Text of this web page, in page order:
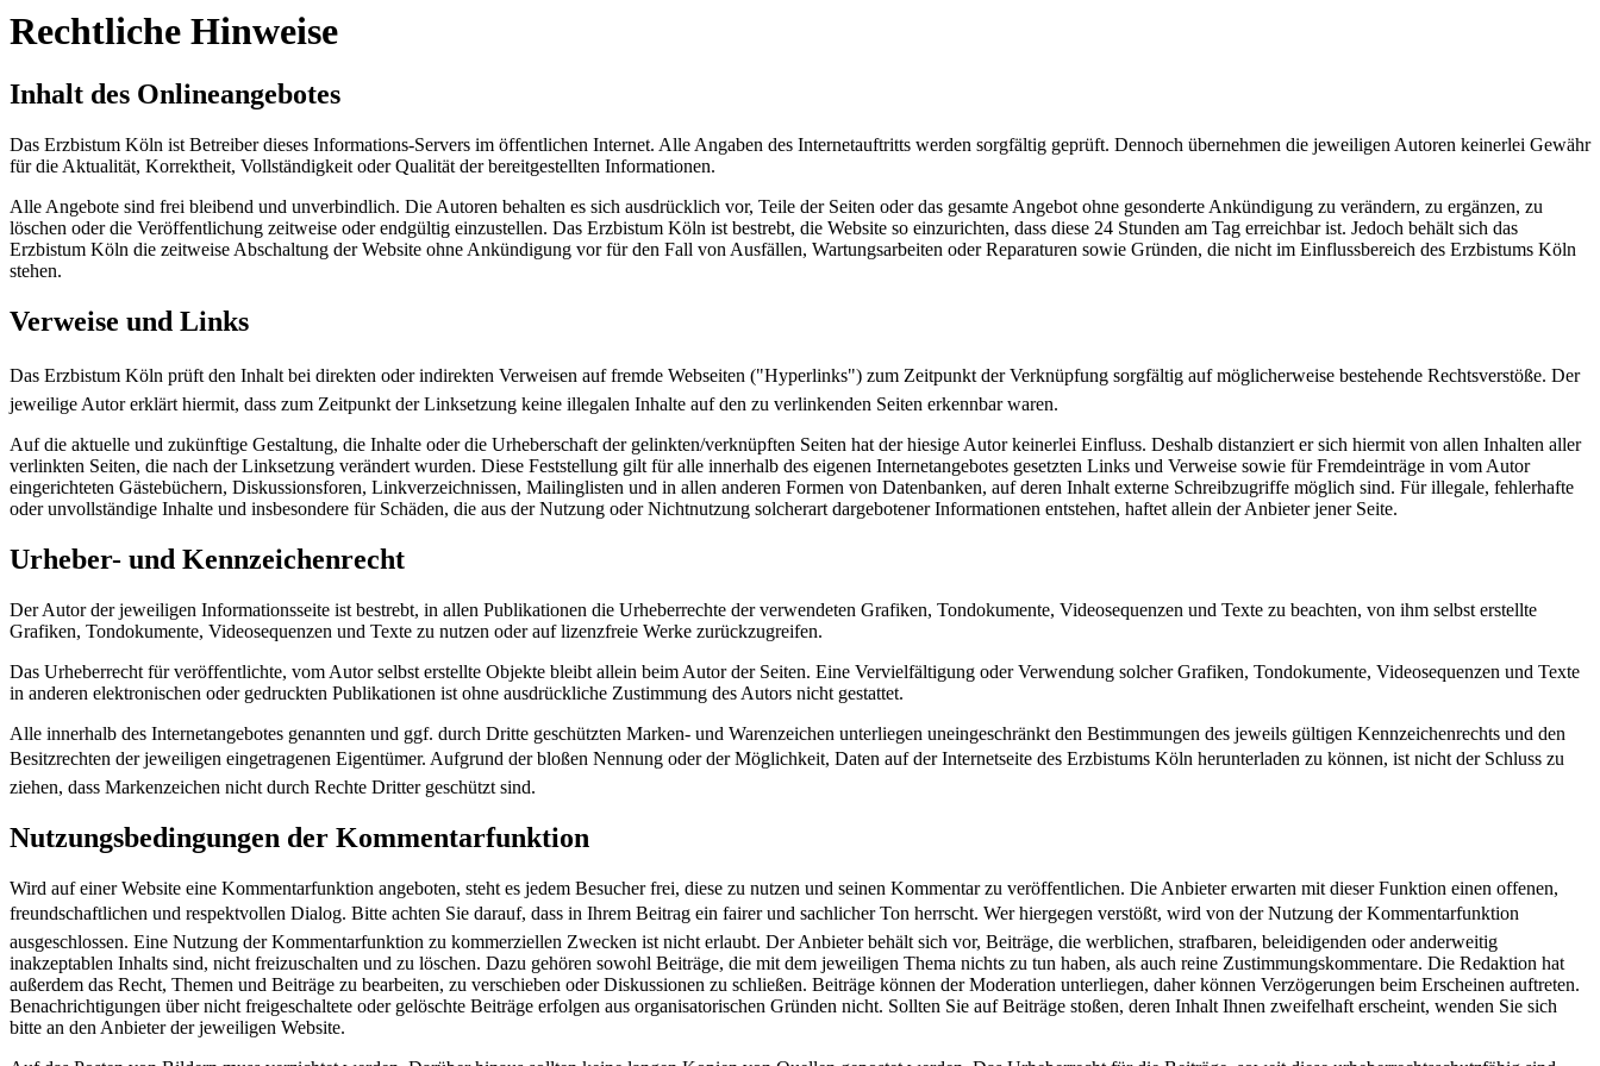
Rechtliche Hinweise
Inhalt des Onlineangebotes
Das Erzbistum Köln ist Betreiber dieses Informations-Servers im öffentlichen Internet. Alle Angaben des Internetauftritts werden sorgfältig geprüft. Dennoch übernehmen die jeweiligen Autoren keinerlei Gewähr
für die Aktualität, Korrektheit, Vollständigkeit oder Qualität der bereitgestellten Informationen.
Alle Angebote sind frei bleibend und unverbindlich. Die Autoren behalten es sich ausdrücklich vor, Teile der Seiten oder das gesamte Angebot ohne gesonderte Ankündigung zu verändern, zu ergänzen, zu
löschen oder die Veröffentlichung zeitweise oder endgültig einzustellen. Das Erzbistum Köln ist bestrebt, die Website so einzurichten, dass diese 24 Stunden am Tag erreichbar ist. Jedoch behält sich das
Erzbistum Köln die zeitweise Abschaltung der Website ohne Ankündigung vor für den Fall von Ausfällen, Wartungsarbeiten oder Reparaturen sowie Gründen, die nicht im Einflussbereich des Erzbistums Köln
stehen.
Verweise und Links
Das Erzbistum Köln prüft den Inhalt bei direkten oder indirekten Verweisen auf fremde Webseiten ("Hyperlinks") zum Zeitpunkt der Verknüpfung sorgfältig auf möglicherweise bestehende Rechtsverstöße. Der
jeweilige Autor erklärt hiermit, dass zum Zeitpunkt der Linksetzung keine illegalen Inhalte auf den zu verlinkenden Seiten erkennbar waren.
Auf die aktuelle und zukünftige Gestaltung, die Inhalte oder die Urheberschaft der gelinkten/verknüpften Seiten hat der hiesige Autor keinerlei Einfluss. Deshalb distanziert er sich hiermit von allen Inhalten aller
verlinkten Seiten, die nach der Linksetzung verändert wurden. Diese Feststellung gilt für alle innerhalb des eigenen Internetangebotes gesetzten Links und Verweise sowie für Fremdeinträge in vom Autor
eingerichteten Gästebüchern, Diskussionsforen, Linkverzeichnissen, Mailinglisten und in allen anderen Formen von Datenbanken, auf deren Inhalt externe Schreibzugriffe möglich sind. Für illegale, fehlerhafte
oder unvollständige Inhalte und insbesondere für Schäden, die aus der Nutzung oder Nichtnutzung solcherart dargebotener Informationen entstehen, haftet allein der Anbieter jener Seite.
Urheber- und Kennzeichenrecht
Der Autor der jeweiligen Informationsseite ist bestrebt, in allen Publikationen die Urheberrechte der verwendeten Grafiken, Tondokumente, Videosequenzen und Texte zu beachten, von ihm selbst erstellte
Grafiken, Tondokumente, Videosequenzen und Texte zu nutzen oder auf lizenzfreie Werke zurückzugreifen.
Das Urheberrecht für veröffentlichte, vom Autor selbst erstellte Objekte bleibt allein beim Autor der Seiten. Eine Vervielfältigung oder Verwendung solcher Grafiken, Tondokumente, Videosequenzen und Texte
in anderen elektronischen oder gedruckten Publikationen ist ohne ausdrückliche Zustimmung des Autors nicht gestattet.
Alle innerhalb des Internetangebotes genannten und ggf. durch Dritte geschützten Marken- und Warenzeichen unterliegen uneingeschränkt den Bestimmungen des jeweils gültigen Kennzeichenrechts und den
Besitzrechten der jeweiligen eingetragenen Eigentümer. Aufgrund der bloßen Nennung oder der Möglichkeit, Daten auf der Internetseite des Erzbistums Köln herunterladen zu können, ist nicht der Schluss zu
ziehen, dass Markenzeichen nicht durch Rechte Dritter geschützt sind.
Nutzungsbedingungen der Kommentarfunktion
Wird auf einer Website eine Kommentarfunktion angeboten, steht es jedem Besucher frei, diese zu nutzen und seinen Kommentar zu veröffentlichen. Die Anbieter erwarten mit dieser Funktion einen offenen,
freundschaftlichen und respektvollen Dialog. Bitte achten Sie darauf, dass in Ihrem Beitrag ein fairer und sachlicher Ton herrscht. Wer hiergegen verstößt, wird von der Nutzung der Kommentarfunktion
ausgeschlossen. Eine Nutzung der Kommentarfunktion zu kommerziellen Zwecken ist nicht erlaubt. Der Anbieter behält sich vor, Beiträge, die werblichen, strafbaren, beleidigenden oder anderweitig
inakzeptablen Inhalts sind, nicht freizuschalten und zu löschen. Dazu gehören sowohl Beiträge, die mit dem jeweiligen Thema nichts zu tun haben, als auch reine Zustimmungskommentare. Die Redaktion hat
außerdem das Recht, Themen und Beiträge zu bearbeiten, zu verschieben oder Diskussionen zu schließen. Beiträge können der Moderation unterliegen, daher können Verzögerungen beim Erscheinen auftreten.
Benachrichtigungen über nicht freigeschaltete oder gelöschte Beiträge erfolgen aus organisatorischen Gründen nicht. Sollten Sie auf Beiträge stoßen, deren Inhalt Ihnen zweifelhaft erscheint, wenden Sie sich
bitte an den Anbieter der jeweiligen Website.